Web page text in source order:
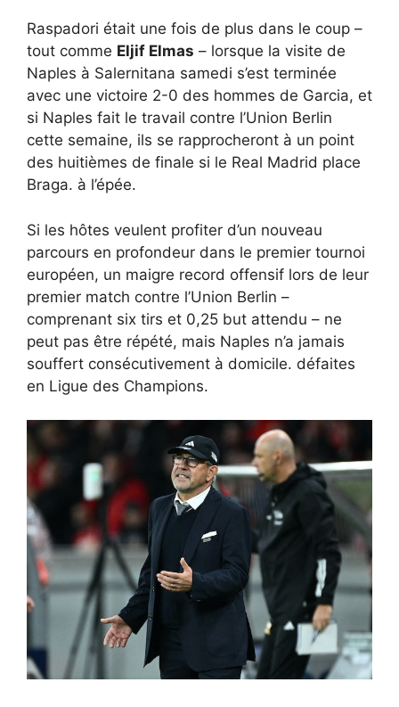
Raspadori était une fois de plus dans le coup –
tout comme Eljif Elmas – lorsque la visite de
Naples à Salernitana samedi s’est terminée
avec une victoire 2-0 des hommes de Garcia, et
si Naples fait le travail contre l’Union Berlin
cette semaine, ils se rapprocheront à un point
des huitièmes de finale si le Real Madrid place
Braga. à l’épée.
Si les hôtes veulent profiter d’un nouveau
parcours en profondeur dans le premier tournoi
européen, un maigre record offensif lors de leur
premier match contre l’Union Berlin –
comprenant six tirs et 0,25 but attendu – ne
peut pas être répété, mais Naples n’a jamais
souffert consécutivement à domicile. défaites
en Ligue des Champions.